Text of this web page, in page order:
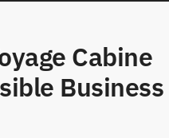
Cabine
Business